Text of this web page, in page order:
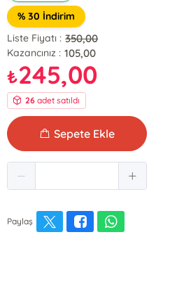
% 30 İndirim
Liste Fiyatı : 350,00
Kazancınız : 105,00
₺245,00
26 adet satıldı
Sepete Ekle
Paylaş